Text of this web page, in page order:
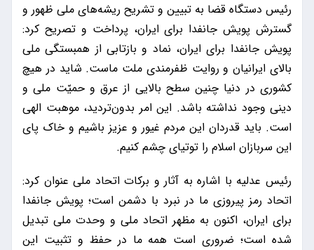
رئیس دستگاه قضا به تبیین و تشریح ریشه‌های ملی ظهور و
گسترش پویش جانفدا برای ایران، پرداخت و تصریح کرد:
پویش جانفدا برای ایران، نماد و بازتابی از همبستگی ملی
بالای ایرانیان و روایت ظفرمندی ملت ماست. شاید در هیچ
کشوری در دنیا چنین سطح بالایی از عرق و حمیّت ملی و
دینی وجود نداشته باشد. این امر بدون‌تردید، موهبت الهی
است. باید قدردان این مردم غیور و عزیز باشیم و خاک پای
این سربازان اسلام را توتیای چشم کنیم.
رئیس عدلیه با اشاره به آثار و برکات اتحاد ملی عنوان کرد:
اتحاد رمز پیروزی ما در نبرد با دشمن است؛ پویش جانفدا
برای ایران، اکنون به مظهر اتحاد ملی و وحدت ملی تبدیل
شده است؛ ضروری است همه ما در حفظ و تثبیت این